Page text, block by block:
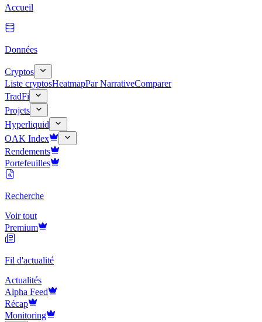
Accueil
Données
Cryptos
Liste cryptosHeatmapPar NarrativeComparer
TradFi
Projets
Hyperliquid
OAK Index
Rendements
Portefeuilles
Recherche
Voir tout
Premium
Fil d'actualité
Actualités
Alpha Feed
Récap
Monitoring